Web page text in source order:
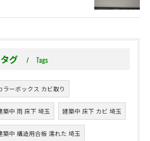
タグ Tags
ラーボックス カビ取り
築中 雨 床下 埼玉 建築中 床下 カビ 埼玉
築中 構造用合板 濡れた 埼玉